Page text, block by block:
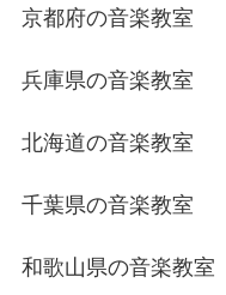
京都府の音楽教室
兵庫県の音楽教室
北海道の音楽教室
千葉県の音楽教室
和歌山県の音楽教室